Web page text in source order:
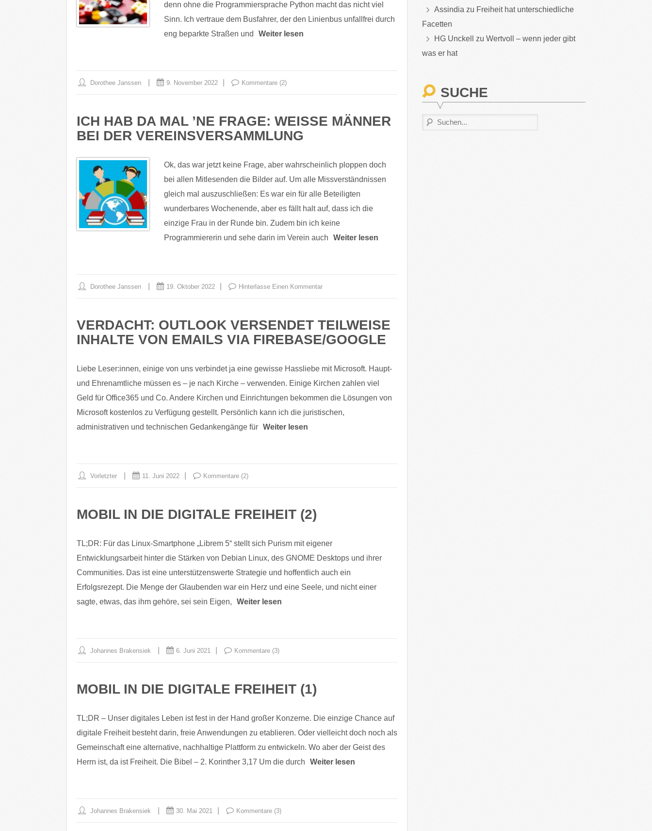
denn ohne die Programmiersprache Python macht das nicht viel
Sinn. Ich vertraue dem Busfahrer, der den Linienbus unfallfrei durch
eng beparkte Straßen und
Weiter lesen
Dorothee Janssen 9. November 2022 Kommentare (2)
ICH HAB DA MAL ’NE FRAGE: WEISSE MÄNNER B
EI DER VEREINSVERSAMMLUNG
Ok, das war jetzt keine Frage, aber wahrscheinlich ploppen doch
bei allen Mitlesenden die Bilder auf. Um alle Missverständnissen
gleich mal auszuschließen: Es war ein für alle Beteiligten
wunderbares Wochenende, aber es fällt halt auf, dass ich die
einzige Frau in der Runde bin. Zudem bin ich keine
Programmiererin und sehe darin im Verein auch
Weiter lesen
Dorothee Janssen 19. Oktober 2022 Hinterlasse Einen Kommentar
VERDACHT: OUTLOOK VERSENDET TEILWEISE
INHALTE VON EMAILS VIA FIREBASE/GOOGLE
Liebe Leser:innen, einige von uns verbindet ja eine gewisse Hassliebe mit Microsoft. Haupt-
und Ehrenamtliche müssen es – je nach Kirche – verwenden. Einige Kirchen zahlen viel
Geld für Office365 und Co. Andere Kirchen und Einrichtungen bekommen die Lösungen von
Microsoft kostenlos zu Verfügung gestellt. Persönlich kann ich die juristischen,
administrativen und technischen Gedankengänge für Weiter lesen
Vorletzter 11. Juni 2022 Kommentare (2)
MOBIL IN DIE DIGITALE FREIHEIT (2)
TL;DR: Für das Linux-Smartphone „Librem 5“ stellt sich Purism mit eigener
Entwicklungsarbeit hinter die Stärken von Debian Linux, des GNOME Desktops und ihrer
Communities. Das ist eine unterstützenswerte Strategie und hoffentlich auch ein
Erfolgsrezept. Die Menge der Glaubenden war ein Herz und eine Seele, und nicht einer
sagte, etwas, das ihm gehöre, sei sein Eigen,
Weiter lesen
Johannes Brakensiek 6. Juni 2021 Kommentare (3)
MOBIL IN DIE DIGITALE FREIHEIT (1)
TL;DR – Unser digitales Leben ist fest in der Hand großer Konzerne. Die einzige Chance auf
digitale Freiheit besteht darin, freie Anwendungen zu etablieren. Oder vielleicht doch noch als
Gemeinschaft eine alternative, nachhaltige Plattform zu entwickeln. Wo aber der Geist des
Herrn ist, da ist Freiheit. Die Bibel – 2. Korinther 3,17 Um die durch
Weiter lesen
Johannes Brakensiek 30. Mai 2021 Kommentare (3)
Assindia zu Freiheit hat unterschiedliche
Facetten
HG Unckell
zu Wertvoll – wenn jeder gibt
was er hat
SUCHE